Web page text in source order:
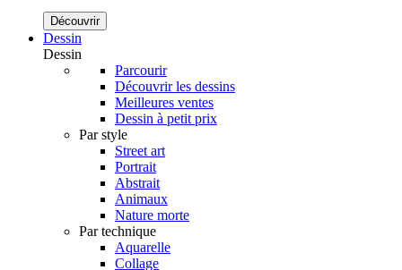
Découvrir
Dessin
Dessin
Parcourir
Découvrir les dessins
Meilleures ventes
Dessin à petit prix
Par style
Street art
Portrait
Abstrait
Animaux
Nature morte
Par technique
Aquarelle
Collage